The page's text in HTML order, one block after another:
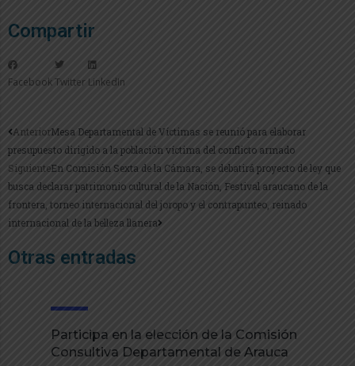
Compartir
FacebookTwitter LinkedIn
AnteriorMesa Departamental de Víctimas se reunió para elaborar
presupuesto dirigido a la población víctima del conflicto armado
SiguienteEn Comisión Sexta de la Cámara, se debatirá proyecto de ley que
busca declarar patrimonio cultural de la Nación, Festival araucano de la
frontera, torneo internacional del joropo y el contrapunteo, reinado
internacional de la belleza llanera
Otras entradas
Participa en la elección de la Comisión
Consultiva Departamental de Arauca